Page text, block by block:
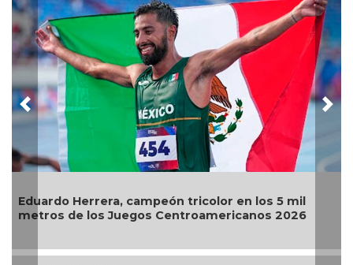
campeón tricolor en los 5 mil
Juegos Centroamericanos 2026
El Águila gana
Previous